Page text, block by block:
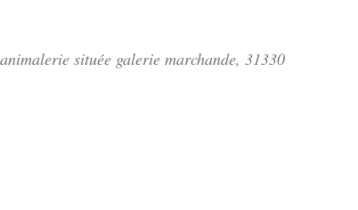
située galerie marchande, 31330